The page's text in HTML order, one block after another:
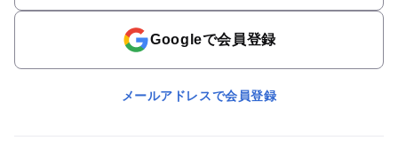
Googleで会員登録
メールアドレスで会員登録